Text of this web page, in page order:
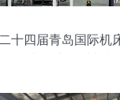
十四届青岛国际机